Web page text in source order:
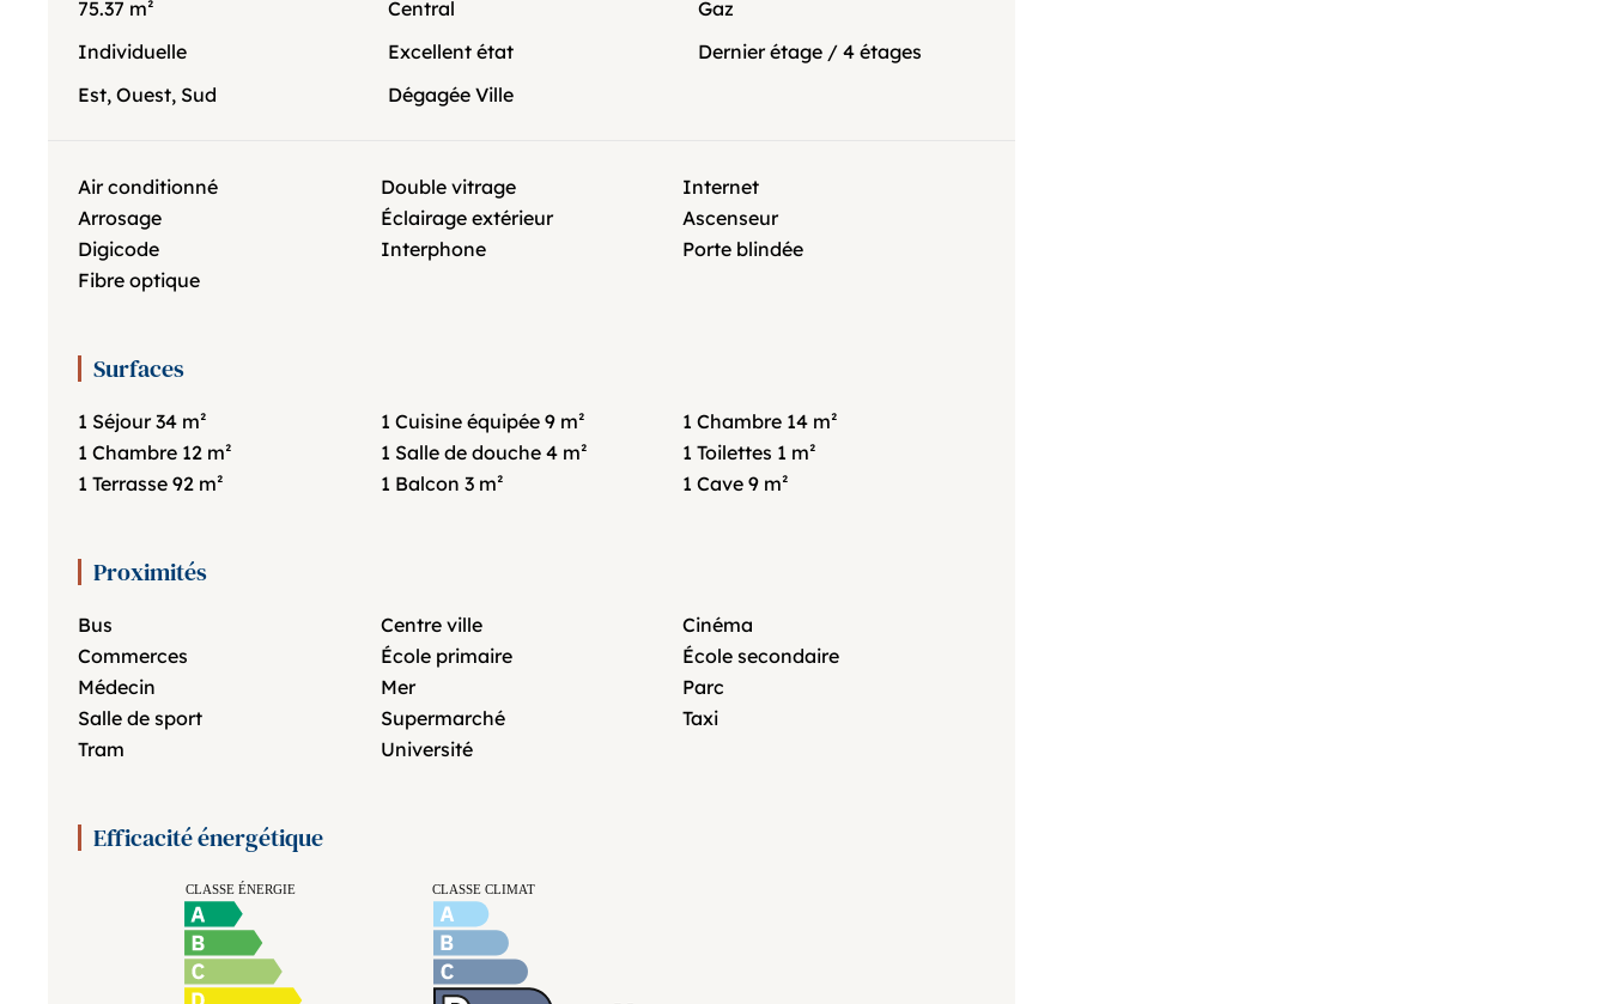
75.37 m²
Central
Gaz
Individuelle
Excellent état
Dernier étage / 4 étages
Est, Ouest, Sud
Dégagée Ville
Air conditionné Double vitrage
Internet
Arrosage
Éclairage extérieur
Ascenseur
Digicode
Interphone
Porte blindée
Fibre optique
Surfaces
1 Séjour34 m² 1 Cuisine équipée 9 m² 1 Chambre 14 m²
1 Chambre 12 m² 1 Salle de douche 4 m² 1 Toilettes 1 m²
1 Terrasse 92 m² 1 Balcon 3 m² 1 Cave9 m²
Proximités
Bus Centre ville
Cinéma
Commerces
École primaire
École secondaire
Médecin
Mer
Parc
Salle de sport
Supermarché
Taxi
Tram
Université
Efficacité énergétique